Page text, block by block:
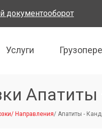
документооборот
Услуги
/ Направления/ Апатиты -